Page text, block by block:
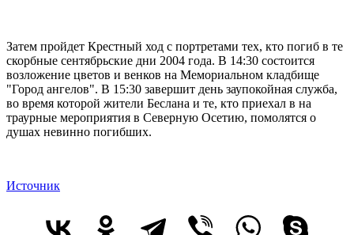
Затем пройдет Крестный ход с портретами тех, кто погиб в те
скорбные сентябрьские дни 2004 года. В 14:30 состоится
возложение цветов и венков на Мемориальном кладбище
"Город ангелов". В 15:30 завершит день заупокойная служба,
во время которой жители Беслана и те, кто приехал в на
траурные мероприятия в Северную Осетию, помолятся о
душах невинно погибших.
Источник